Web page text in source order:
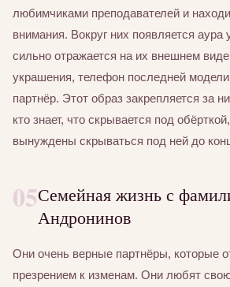
любимчиками преподавателей и
внимания. Вокруг них появляется аура
сильно отражается на их внешнем
украшения, телефон последней
партнёр. Этот образ закрепляется за
кто знает, что скрывается под
вынуждены скрываться под ней до
05Семейная жизнь с
Андронинов
Они очень верные партнёры, которые
презрением к изменам. Они любят